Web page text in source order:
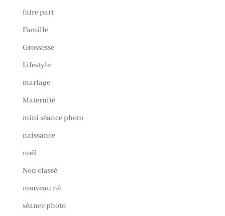
faire part
Famille
Grossesse
Lifestyle
mariage
Maternité
mini séance photo
naissance
noël
Non classé
nouveau né
séance photo